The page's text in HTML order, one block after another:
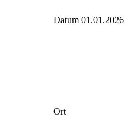
Datum 01.01.2026
Ort